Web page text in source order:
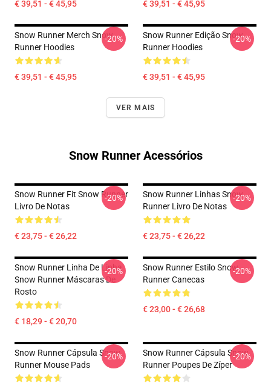
€ 39,51 - € 45,95 € 39,51 - € 45,95
Snow Runner Merch Snow
Runner Hoodies
€ 39,51 - € 45,95
-20%
Snow Runner Edição Snow
Runner Hoodies
€ 39,51 - € 45,95
-20%
VER MAIS
Snow Runner Acessórios
Snow Runner Fit Snow Runner
Livro De Notas
€ 23,75 - € 26,22
-20%
Snow Runner Linhas Snow
Runner Livro De Notas
€ 23,75 - € 26,22
-20%
Snow Runner Linha De Linha
Snow Runner Máscaras De
Rosto
€ 18,29 - € 20,70
-20%
Snow Runner Estilo Snow
Runner Canecas
€ 23,00 - € 26,68
-20%
Snow Runner Cápsula Snow
Runner Mouse Pads
-20%
Snow Runner Cápsula Snow
Runner Poupes De Zíper
-20%